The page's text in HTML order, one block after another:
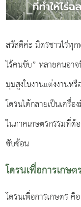
สวัสดีค่ะ มิตรชาวไร่ทุ
ไร้คนขับ” หลายคนอา
มุมสูงในงานแต่งงานห
โดรนได้กลายเป็นเครื่
ในภาคเกษตรกรรมที่
ซับซ้อน
โดรนเพื่อการเกษ
โดรนเพื่อการเกษตร คื